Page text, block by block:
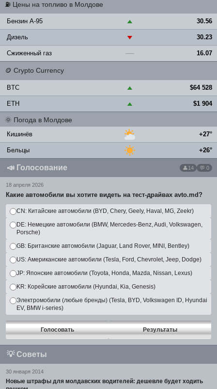
⛽ Цены на топливо в Молдове
Бензин A-95 ▲ 30.56
Дизель ▼ 30.23
Сжиженный газ — 16.07
🪙 Crypto Currency
BTC ▲ $64 528
ETH ▲ $1 904
🌞 Погода в Молдове
Кишинёв +27°
Бельцы +26°
📣 Голосование 14 💬 0
18 апреля 2026
Какие автомобили вы хотите видеть на тест-драйвах avto.md?
CN: Китайские автомобили (BYD, Chery, Geely, Haval, MG, Zeekr)
DE: Немецкие автомобили (BMW, Mercedes-Benz, Audi, Volkswagen,
Porsche)
GB: Британские автомобили (Jaguar, Land Rover, MINI, Bentley)
US: Американские автомобили (Tesla, Ford, Chevrolet, Jeep, Dodge)
JP: Японские автомобили (Toyota, Honda, Mazda, Nissan, Lexus)
KR: Корейские автомобили (Hyundai, Kia, Genesis)
Электромобили (любые бренды) (Tesla, BYD, Volkswagen ID, Hyundai
EV, BMW i-series)
Голосовать Результаты
💡 Советы
30 января 2014
Новые штрафы для молдавских водителей: дешевле будет ходить